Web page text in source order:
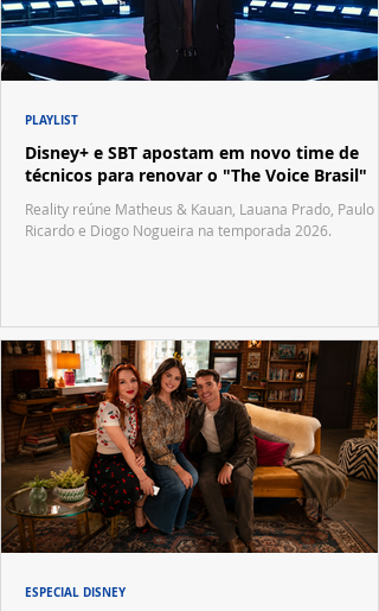
Disney+ e SBT apostam em novo time de
técnicos para renovar o "The Voice Brasil"
Reality reúne Matheus & Kauan, Lauana Prado, Paulo
Ricardo e Diogo Nogueira na temporada 2026.
PLAYLIST
ESPECIAL DISNEY